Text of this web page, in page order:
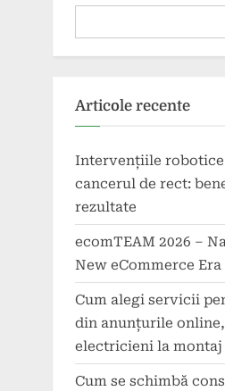
Articole recente
Intervențiile
cancerul de rect:
rezultate
ecomTEAM 2026 –
New eCommerce Era
Cum alegi servicii
din anunțurile
electricieni la montaj
Cum se schimbă